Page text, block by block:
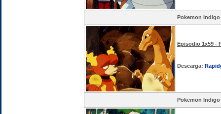
Pokemon Indigo
Episodio 1x59 -
Descarga:
Pokemon Indigo